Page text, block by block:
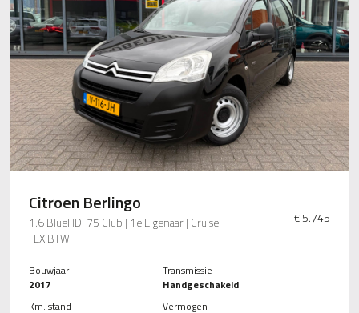
Citroen Berlingo
1.6 BlueHDI 75 Club | 1e Eigenaar | Cruise
| EX BTW
€ 5.745
Bouwjaar
2017
Km. stand
Transmissie
Handgeschakeld
Vermogen